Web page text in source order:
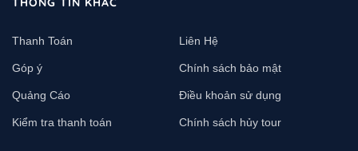
Thanh Toán Liên Hệ
Góp ý Chính sách bảo mật
Quảng Cáo Điều khoản sử dụng
Kiểm tra thanh toán Chính sách hủy tour